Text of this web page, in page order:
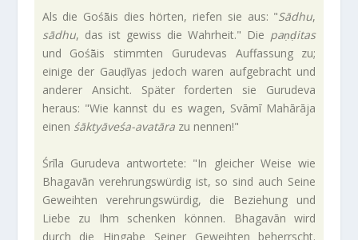
Als die Gośā̃is dies hörten, riefen sie aus: "Sādhu,
sādhu, das ist gewiss die Wahr­heit." Die paṇḍitas
und Gośā̃is stimmten Guru­devas Auf­fas­sung zu;
einige der Gauḍīyas jedoch waren auf­ge­bracht und
anderer Ansicht. Später for­derten sie Guru­deva
heraus: "Wie kannst du es wagen, Svāmī Mahārāja
einen śāktyāveśa-avatārazu nennen!"
Śrīla Guru­deva ant­wor­tete: "In glei­cher Weise wie
Bha­gavān ver­eh­rungs­würdig ist, so sind auch Seine
Geweihten ver­eh­rungs­würdig, die Bezie­hung und
Liebe zu Ihm schenken können. Bha­gavān wird
durch die Hin­gabe Seiner Geweihten beherrscht.